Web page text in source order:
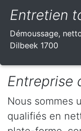
Entretien
Démoussage,
Dilbeek 1700
Entreprise
Nous sommes
qualifiés en